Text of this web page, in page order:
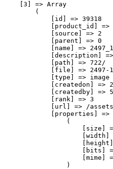
    [3] => Array
        (
            [id] => 39318
[product_id] =>
            [source] => 2
            [parent] => 0
            [name] => 2497_1
[description]
            [path] => 722/
[file] => 2497-
            [type] => image
[createdon] =>
            [createdby] => 5
            [rank] => 3
[url] => /
[properties] =>
                (
[size]
[width]
[bits]
[mime]
                )